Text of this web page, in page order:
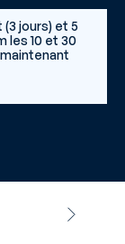
(3 jours) et 5
les 10 et 30